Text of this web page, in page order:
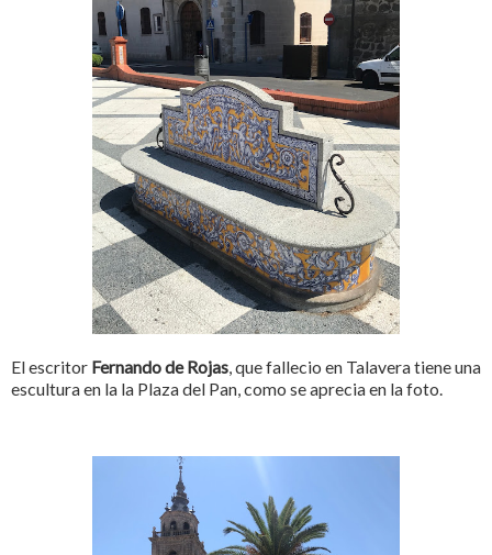
El escritor Fernando de Rojas , que fallecio en Talavera tiene una
escultura en la la Plaza del Pan, como se aprecia en la foto.